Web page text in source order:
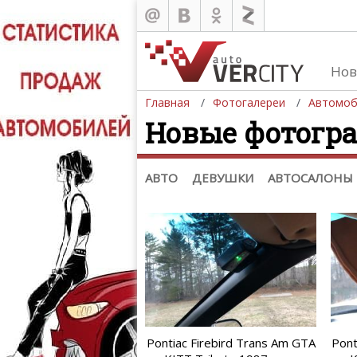
Главная Фотогалереи
Новые
АВТО ДЕВУШКИ АВТОСАЛОНЫ
Автомобили
Последние добавления
Список марок
(+1102)
Pontiac Firebird Trans Am GTA